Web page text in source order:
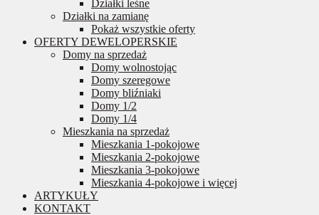
Działki leśne
Działki na zamianę
Pokaż wszystkie oferty
OFERTY DEWELOPERSKIE
Domy na sprzedaż
Domy wolnostojąc
Domy szeregowe
Domy bliźniaki
Domy 1/2
Domy 1/4
Mieszkania na sprzedaż
Mieszkania 1-pokojowe
Mieszkania 2-pokojowe
Mieszkania 3-pokojowe
Mieszkania 4-pokojowe i więcej
ARTYKUŁY
KONTAKT